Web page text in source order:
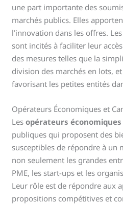
une part importante des
marchés publics. Elles
l’innovation dans les offres.
sont incités à faciliter leur
des mesures telles que la
division des marchés en lots,
favorisant les petites entités
Opérateurs Économiques et
Lesopérateurs économiques
publiques qui proposent des
susceptibles de répondre à un
non seulement les grandes
PME, les start-ups et les
Leur rôle est de répondre aux
propositions compétitives et